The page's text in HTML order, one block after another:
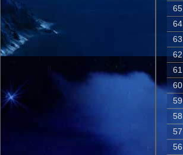
65
64
63
62
61
60
59
58
57
56